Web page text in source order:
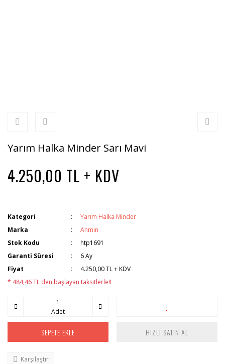
Yarım Halka Minder Sarı Mavi
4.250,00 TL + KDV
Kategori
Yarım Halka Minder
Marka
Anmin
Stok Kodu
htp1691
Garanti Süresi
6 Ay
Fiyat
4.250,00 TL + KDV
* 484,46 TL den başlayan taksitlerle!!
Adet
SEPETE EKLE HIZLI SATIN AL
Karşılaştır